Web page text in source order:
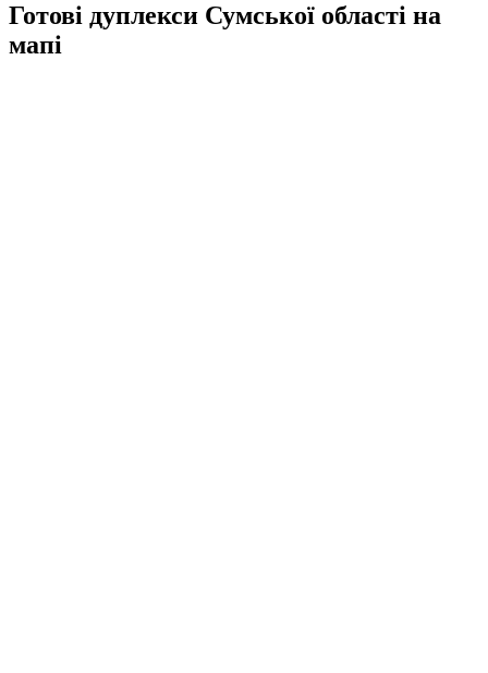
Готові дуплекси Сумської області на
мапі